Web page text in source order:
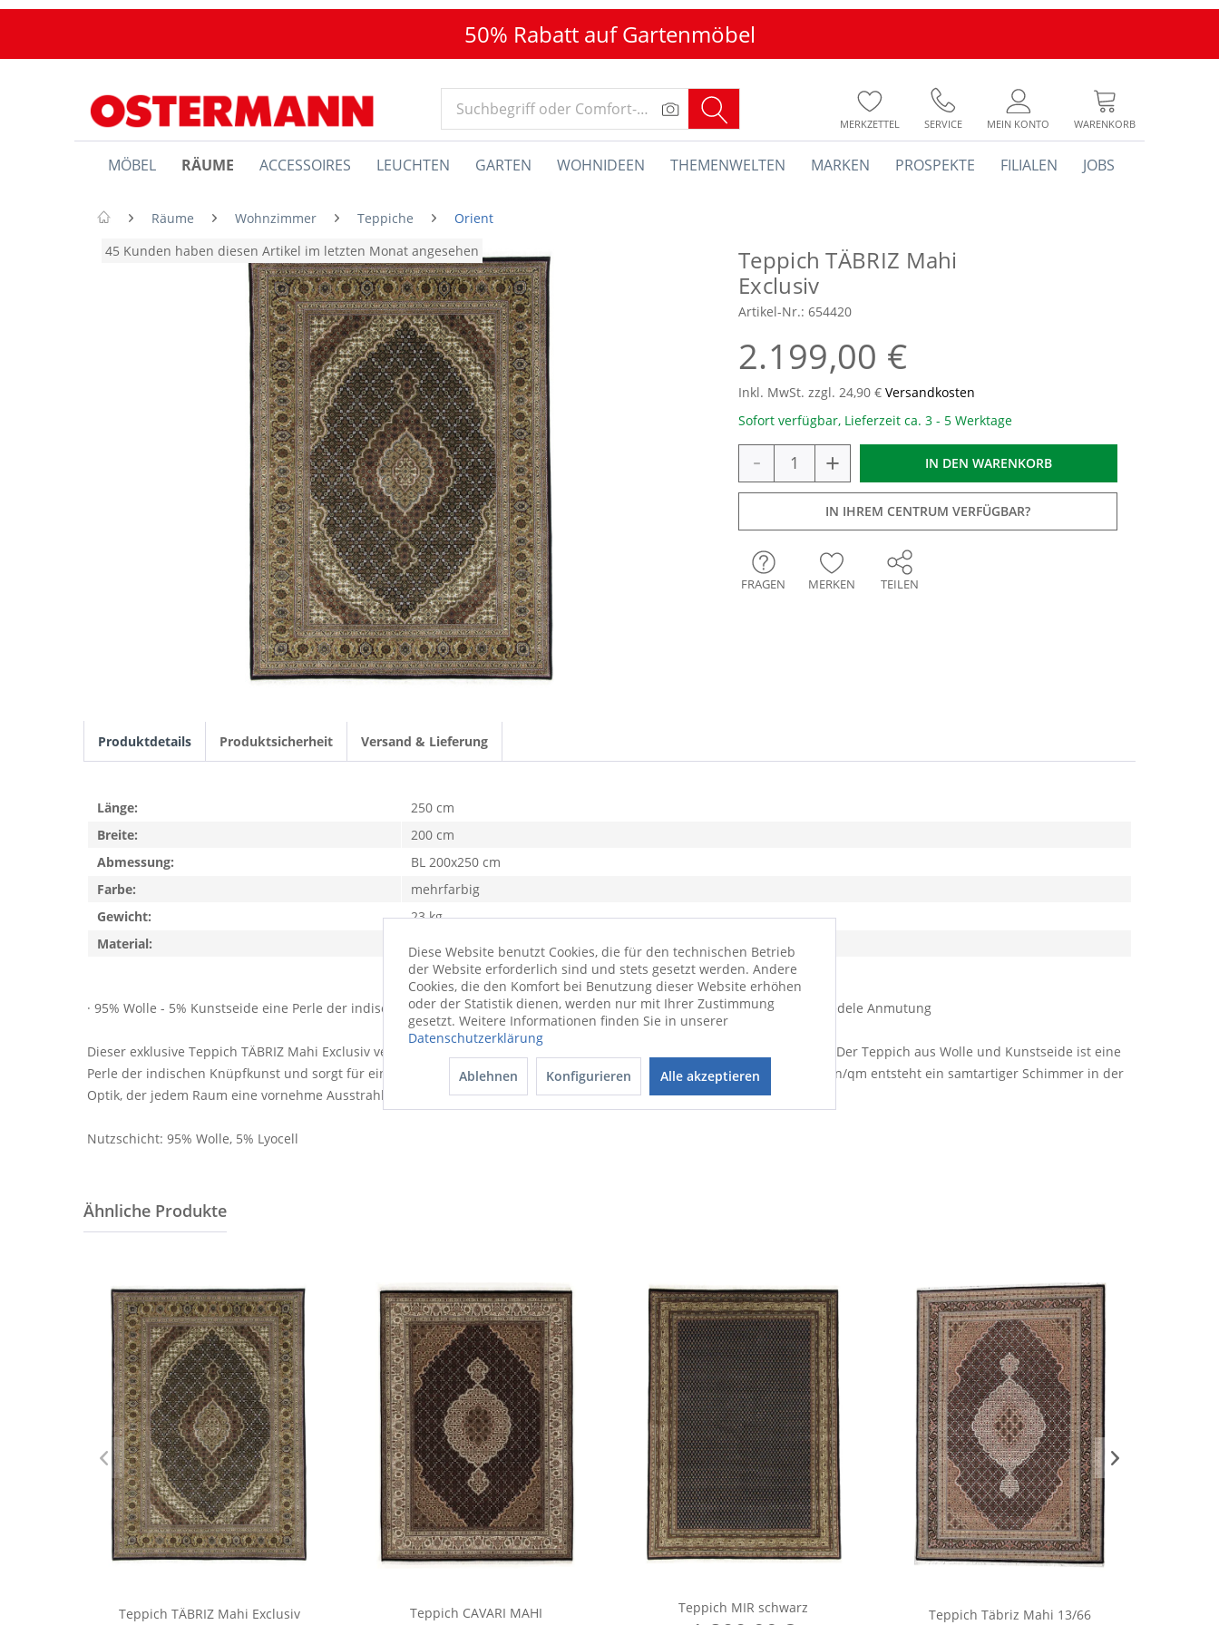
50% Rabatt auf Gartenmöbel
MERKZETTEL SERVICE MEIN KONTO WARENKORB
MÖBEL RÄUME ACCESSOIRES LEUCHTEN GARTEN WOHNIDEEN THEMENWELTEN MARKEN PROSPEKTE FILIALEN JOBS
Räume Wohnzimmer Teppiche
Orient
45 Kunden haben diesen Artikel im letzten Monat angesehen
Teppich TÄBRIZ Mahi
Exclusiv
Artikel-Nr.: 654420
2.199,00 €
Inkl. MwSt. zzgl. 24,90 € Versandkosten
Sofort verfügbar, Lieferzeit ca. 3 - 5 Werktage
- + IN DEN WARENKORB
IN IHREM CENTRUM VERFÜGBAR?
FRAGEN MERKEN TEILEN
Produktdetails Produktsicherheit Versand & Lieferung
· 95% Wolle - 5% Kunstseide eine Perle der indischen Knüpfkunst: 275000 Knoten/qm samtartiger Schimmer in der Optik, edele Anmutung
Dieser exklusive Teppich TÄBRIZ Mahi Exclusiv verschönert Ihre Wohnräume und verleiht ihnen einen attraktiven Charme. Der Teppich aus Wolle und Kunstseide ist eine
Perle der indischen Knüpfkunst und sorgt für eine wohnliche Atmosphäre in jedem Wohnbereich. Durch die 275000 Knoten/qm entsteht ein samtartiger Schimmer in der
Optik, der jedem Raum eine vornehme Ausstrahlung verleiht. Zudem ist der Teppich sehr strapazierfähig und langlebig.
Nutzschicht: 95% Wolle, 5% Lyocell
Länge:
250 cm
Breite:
200 cm
Abmessung:
BL 200x250 cm
Farbe:
mehrfarbig
Gewicht:
23 kg
Material:
Wolle
Diese Website benutzt Cookies, die für den technischen Betrieb
der Website erforderlich sind und stets gesetzt werden. Andere
Cookies, die den Komfort bei Benutzung dieser Website erhöhen
oder der Statistik dienen, werden nur mit Ihrer Zustimmung
gesetzt. Weitere Informationen finden Sie in unserer
Datenschutzerklärung
Ablehnen Konfigurieren Alle akzeptieren